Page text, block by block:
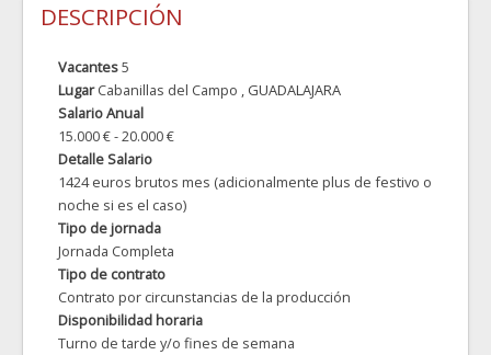
DESCRIPCIÓN
Vacantes5
Lugar Cabanillas del Campo , GUADALAJARA
Salario Anual
15.000 € - 20.000 €
Detalle Salario
1424 euros brutos mes (adicionalmente plus de festivo o
noche si es el caso)
Tipo de jornada
Jornada Completa
Tipo de contrato
Contrato por circunstancias de la producción
Disponibilidad horaria
Turno de tarde y/o fines de semana